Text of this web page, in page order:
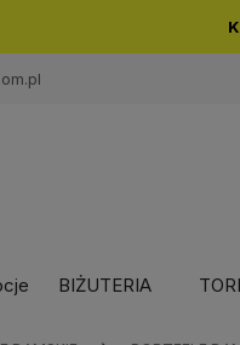
BIŻUTERIA